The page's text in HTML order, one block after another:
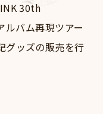
Fanclub
30th
バム再現ツアー
グッズの販売を行